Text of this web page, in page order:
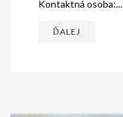
Kontaktná osoba:...
ĎALEJ